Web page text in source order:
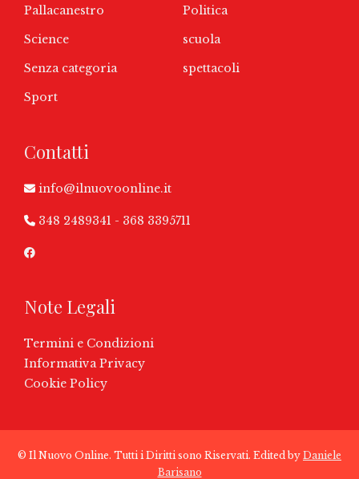
Pallacanestro
Politica
Science
scuola
Senza categoria
spettacoli
Sport
Contatti
info@ilnuovoonline.it
348 2489341 - 368 3395711
Note Legali
Termini e Condizioni
Informativa Privacy
Cookie Policy
© Il Nuovo Online. Tutti i Diritti sono Riservati. Edited by Daniele
Barisano